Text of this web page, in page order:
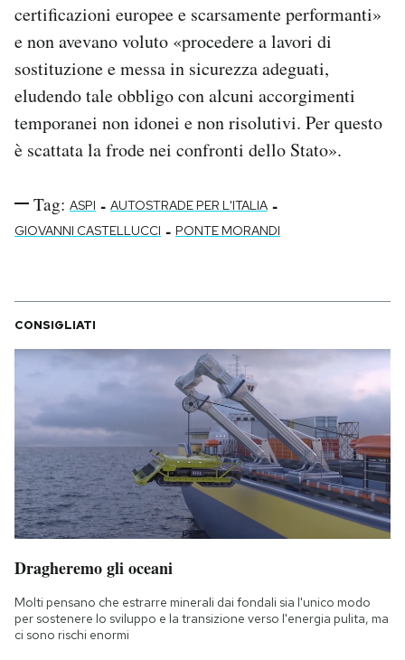
certificazioni europee e scarsamente performanti»
e non avevano voluto «procedere a lavori di
sostituzione e messa in sicurezza adeguati,
eludendo tale obbligo con alcuni accorgimenti
temporanei non idonei e non risolutivi. Per questo
è scattata la frode nei confronti dello Stato».
Tag: ASPI - AUTOSTRADE PER L'ITALIA -
GIOVANNI CASTELLUCCI - PONTE MORANDI
CONSIGLIATI
Dragheremo gli oceani
Molti pensano che estrarre minerali dai fondali sia l'unico modo
per sostenere lo sviluppo e la transizione verso l'energia pulita, ma
ci sono rischi enormi